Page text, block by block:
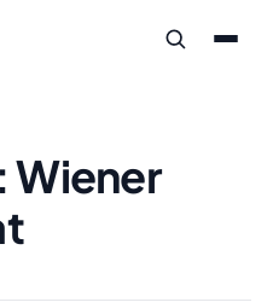
Wiener